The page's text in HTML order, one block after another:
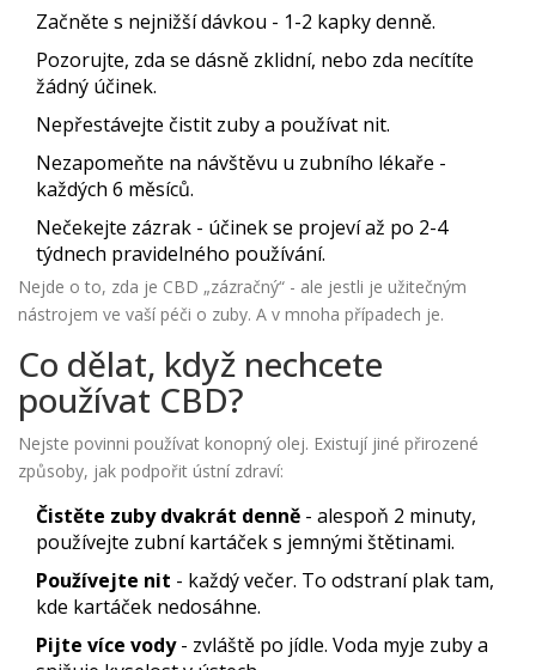
Začněte s nejnižší dávkou - 1-2 kapky denně.
Pozorujte, zda se dásně zklidní, nebo zda necítíte
žádný účinek.
Nepřestávejte čistit zuby a používat nit.
Nezapomeňte na návštěvu u zubního lékaře -
každých 6 měsíců.
Nečekejte zázrak - účinek se projeví až po 2-4
týdnech pravidelného používání.
Nejde o to, zda je CBD „zázračný“ - ale jestli je užitečným
nástrojem ve vaší péči o zuby. A v mnoha případech je.
Co dělat, když nechcete
používat CBD?
Nejste povinni používat konopný olej. Existují jiné přirozené
způsoby, jak podpořit ústní zdraví:
Čistěte zuby dvakrát denně - alespoň 2 minuty,
používejte zubní kartáček s jemnými štětinami.
Používejte nit - každý večer. To odstraní plak tam,
kde kartáček nedosáhne.
Pijte více vody- zvláště po jídle. Voda myje zuby a